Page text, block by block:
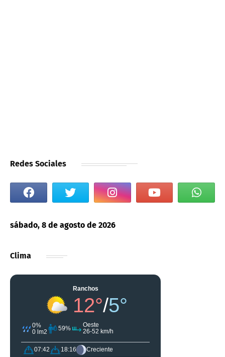
Redes Sociales
sábado, 8 de agosto de 2026
Clima